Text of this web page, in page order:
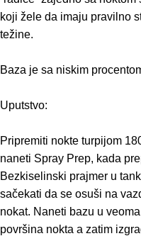
koji žele da imaju pravilno
težine.
Baza je sa niskim
Uputstvo:
Pripremiti nokte turpijom
naneti Spray Prep, kada
Bezkiselinski prajmer u
sačekati da se osuši na
nokat. Naneti bazu u
površina nokta a zatim